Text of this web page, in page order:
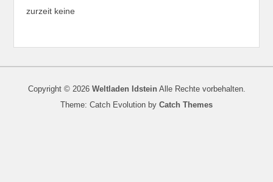
zurzeit keine
Copyright © 2026 Weltladen Idstein Alle Rechte vorbehalten.
Theme: Catch Evolution by Catch Themes